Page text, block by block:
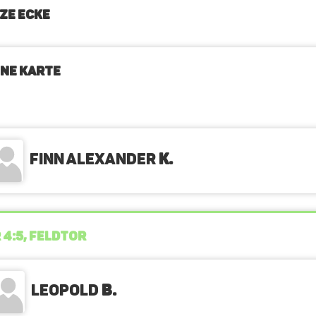
ECKE
KARTE
Finn AlexanderK.
4:5, FELDTOR
Leopold B.